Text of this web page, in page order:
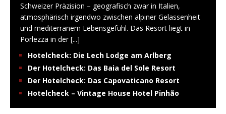
Schweizer Präzision – geografisch zwar in Italien,
atmosphärisch irgendwo zwischen alpiner Gelassenheit
und mediterranem Lebensgefühl. Das Resort liegt in
Porlezza in der[...]
Hotelcheck: Die Lech Lodge am Arlberg
Der Hotelcheck: Das Baia del Sole Resort
Der Hotelcheck: Das Capovaticano Resort
Hotelcheck – Vintage House Hotel Pinhão